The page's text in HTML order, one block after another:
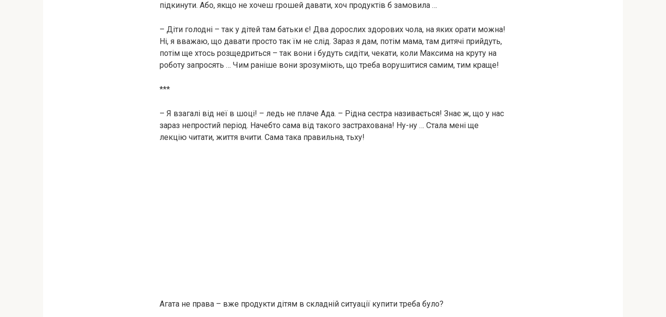
підкинути. Або, якщо не хочеш грошей давати, хоч продуктів б замовила …
– Діти голодні – так у дітей там батьки є! Два дорослих здорових чола, на яких орати можна!
Ні, я вважаю, що давати просто так їм не слід. Зараз я дам, потім мама, там дитячі прийдуть,
потім ще хтось розщедриться – так вони і будуть сидіти, чекати, коли Максима на круту на
роботу запросять … Чим раніше вони зрозуміють, що треба ворушитися самим, тим краще!
***
– Я взагалі від неї в шoці! – ледь не плаче Ада. – Рідна сестра називається! Знає ж, що у нас
зараз непростий період. Начебто сама від такого застрахована! Ну-ну … Стала мені ще
лекцію читати, життя вчити. Сама така правильна, тьху!
Агата не права – вже продукти дітям в складній ситуації купити треба було?